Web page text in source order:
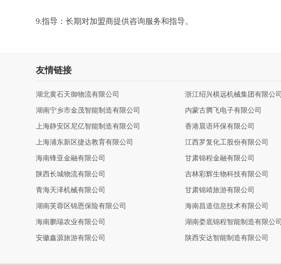
9.指导：长期对加盟商提供咨询服务和指导。
友情链接
湖北黄石天御物流有限公司 浙江绍兴棋远机械集团有限公司
湖南宁乡市金茂智能制造有限公司 内蒙古腾飞电子有限公司
上海静安区尼亿智能制造有限公司 香港晨语环保有限公司
上海浦东新区捷达教育有限公司 江西罗复化工股份有限公司
海南锋亚金融有限公司 甘肃锦程金融有限公司
陕西长城物流有限公司 吉林彩辉生物科技有限公司
青海天泽机械有限公司 甘肃锦靖旅游有限公司
湖南芙蓉区锦恩保险有限公司 海南昌道信息技术有限公司
海南鹏瑞农业有限公司 湖南娄底锦程智能制造有限公司
安徽鑫源旅游有限公司 陕西安达智能制造有限公司